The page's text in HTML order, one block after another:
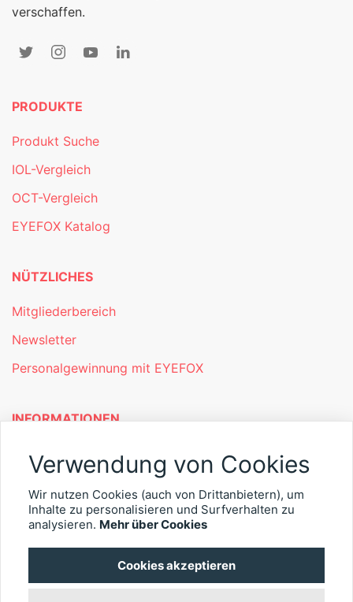
verschaffen.
PRODUKTE
Produkt Suche
IOL-Vergleich
OCT-Vergleich
EYEFOX Katalog
NÜTZLICHES
Mitgliederbereich
Newsletter
Personalgewinnung mit EYEFOX
INFORMATIONEN
Was ist EYEFOX – Ihre Möglichkeiten
Kontakt
Verwendung von Cookies
Wir nutzen Cookies (auch von Drittanbietern), um
Inhalte zu personalisieren und Surfverhalten zu
analysieren. Mehr über Cookies
Cookies akzeptieren